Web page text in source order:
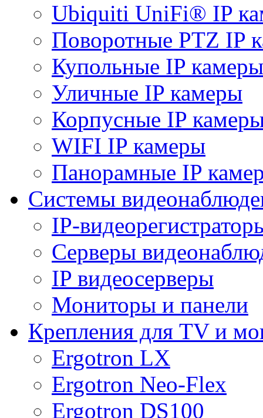
Ubiquiti UniFi® IP
Поворотные PTZ IP
Купольные IP камеры
Уличные IP камеры
Корпусные IP
WIFI IP камеры
Панорамные IP
Системы
IP-
Серверы
IP видеосерверы
Мониторы и панели
Крепления для TV и
Ergotron LX
Ergotron Neo-Flex
Ergotron DS100